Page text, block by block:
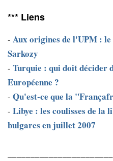
*** Liens
- Aux origines de l'UPM :
Sarkozy
- Turquie : qui doit décider
Européenne ?
- Qu'est-ce que la
- Libye : les coulisses de la
bulgares en juillet 2007